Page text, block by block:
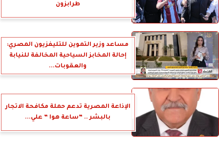
طرابزون
مساعد وزير التموين للتليفزيون المصري:
إحالة المخابز السياحية المخالفة للنيابة
والعقوبات...
الإذاعة المصرية تدعم حملة مكافحة الاتجار
بالبشر .. ”ساعة هوا ” علي...